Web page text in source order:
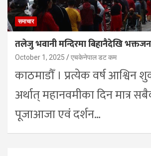
समाचार
तलेजु भवानी मन्दिरमा बिहानैदेखि
October 1, 2025 एचकेनेपाल डट कम
काठमाडौँ । प्रत्येक वर्ष आश्विन
अर्थात् महानवमीका दिन मात्र
पूजाआजा एवं दर्शन…